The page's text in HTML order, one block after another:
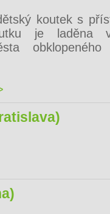
koutek s
je laděna